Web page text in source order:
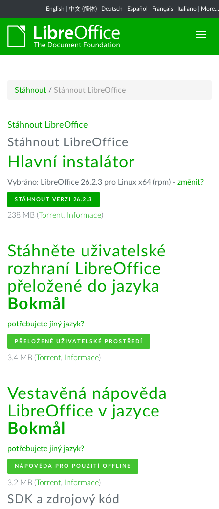
English 中文 (简体) Deutsch Español Français Italiano More...
Stáhnout / Stáhnout LibreOffice
Stáhnout LibreOffice
Stáhnout LibreOffice
Hlavní instalátor
Vybráno: LibreOffice 26.2.3 pro Linux x64 (rpm) - změnit?
STÁHNOUT VERZI 26.2.3
238 MB (Torrent, Informace)
Stáhněte uživatelské
rozhraní LibreOffice
přeložené do jazyka
Bokmål
potřebujete jiný jazyk?
PŘELOŽENÉ UŽIVATELSKÉ PROSTŘEDÍ
3.4 MB (Torrent, Informace)
Vestavěná nápověda
LibreOffice v jazyce
Bokmål
potřebujete jiný jazyk?
NÁPOVĚDA PRO POUŽITÍ OFFLINE
3.2 MB (Torrent, Informace)
SDK a zdrojový kód